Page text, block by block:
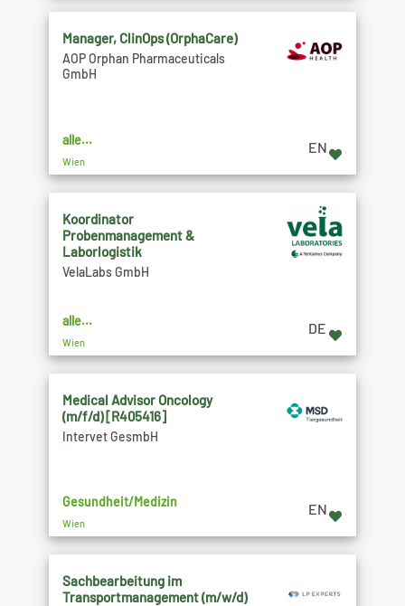
Manager, ClinOps (OrphaCare)
AOP Orphan Pharmaceuticals
GmbH
alle...
Wien
EN
Koordinator
Probenmanagement &
Laborlogistik
VelaLabs GmbH
alle...
Wien
DE
Medical Advisor Oncology
(m/f/d) [R405416]
Intervet GesmbH
Gesundheit/Medizin
Wien
EN
Sachbearbeitung im
Transportmanagement (m/w/d)